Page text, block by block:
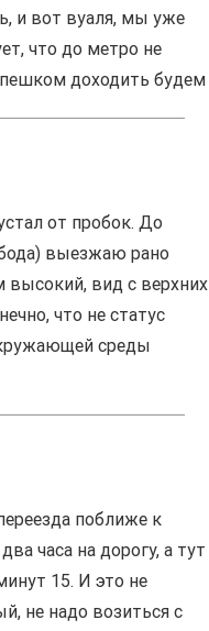
и вот вуаля, мы уже
что до метро не
пешком доходить будем
от пробок. До
выезжаю рано
высокий, вид с верхних
что не статус
среды
поближе к
часа на дорогу, а тут
15. И это не
не надо возиться с